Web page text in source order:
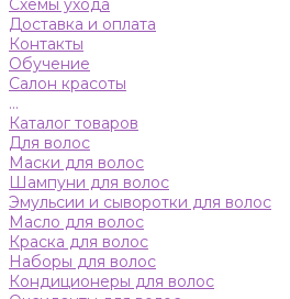
Схемы ухода
Доставка и оплата
Контакты
Обучение
Салон красоты
...
Каталог товаров
Для волос
Маски для волос
Шампуни для волос
Эмульсии и сыворотки для волос
Масло для волос
Краска для волос
Наборы для волос
Кондиционеры для волос